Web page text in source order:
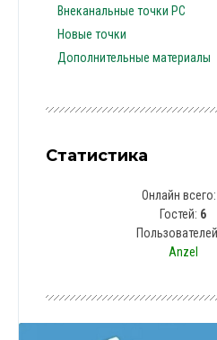
Внеканальные точки PC
Новые точки
Дополнительные материалы
Статистика
Онлайн всего:
Гостей: 6
Anzel